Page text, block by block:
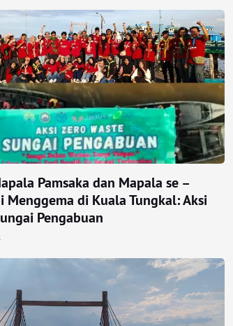
Pamsaka dan Mapala se –
Menggema di Kuala Tungkal: Aksi
Pengabuan